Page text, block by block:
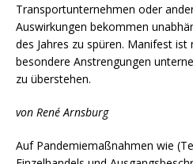
Transportunternehmen oder
Auswirkungen bekommen
des Jahres zu spüren. Manifest
besondere Anstrengungen
zu überstehen.
von René Arnsburg
Auf Pandemiemaßnahmen wie